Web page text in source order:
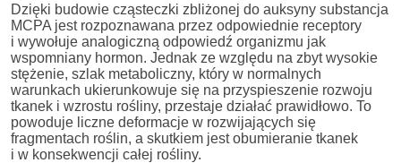
Dzięki budowie cząsteczki zbliżonej do auksyny substancja
MCPA jest rozpoznawana przez odpowiednie receptory
i wywołuje analogiczną odpowiedź organizmu jak
wspomniany hormon. Jednak ze względu na zbyt wysokie
stężenie, szlak metaboliczny, który w normalnych
warunkach ukierunkowuje się na przyspieszenie rozwoju
tkanek i wzrostu rośliny, przestaje działać prawidłowo. To
powoduje liczne deformacje w rozwijających się
fragmentach roślin, a skutkiem jest obumieranie tkanek
i w konsekwencji całej rośliny.